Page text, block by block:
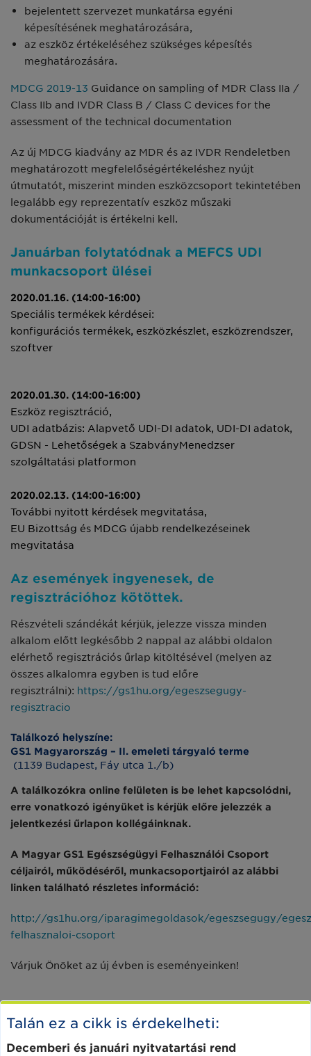
bejelentett szervezet munkatársa egyéni
képesítésének meghatározására,
az eszköz értékeléséhez szükséges képesítés
meghatározására.
MDCG 2019-13 Guidance on sampling of MDR Class IIa /
Class IIb and IVDR Class B / Class C devices for the
assessment of the technical documentation
Az új MDCG kiadvány az MDR és az IVDR Rendeletben
meghatározott megfelelőségértékeléshez nyújt
útmutatót, miszerint minden eszközcsoport tekintetében
legalább egy reprezentatív eszköz műszaki
dokumentációját is értékelni kell.
Januárban folytatódnak a MEFCS UDI
munkacsoport ülései
2020.01.16. (14:00-16:00)
Speciális termékek kérdései:
konfigurációs termékek, eszközkészlet, eszközrendszer,
szoftver
2020.01.30. (14:00-16:00)
Eszköz regisztráció,
UDI adatbázis: Alapvető UDI-DI adatok, UDI-DI adatok,
GDSN - Lehetőségek a SzabványMenedzser
szolgáltatási platformon
2020.02.13. (14:00-16:00)
További nyitott kérdések megvitatása,
EU Bizottság és MDCG újabb rendelkezéseinek
megvitatása
Az események ingyenesek, de
regisztrációhoz kötöttek.
Részvételi szándékát kérjük, jelezze vissza minden
alkalom előtt legkésőbb 2 nappal az alábbi oldalon
elérhető regisztrációs űrlap kitöltésével (melyen az
összes alkalomra egyben is tud előre
regisztrálni): https://gs1hu.org/egeszsegugy-
regisztracio
Találkozó helyszíne:
GS1 Magyarország – II. emeleti tárgyaló terme
(1139 Budapest, Fáy utca 1./b)
A találkozókra online felületen is be lehet kapcsolódni,
erre vonatkozó igényüket is kérjük előre jelezzék a
jelentkezési űrlapon kollégáinknak.
A Magyar GS1 Egészségügyi Felhasználói Csoport
céljairól, működéséről, munkacsoportjairól az alábbi
linken található részletes információ:
http://gs1hu.org/iparagimegoldasok/egeszsegugy/
felhasznaloi-csoport
Várjuk Önöket az új évben is eseményeinken!
Talán ez a cikk is érdekelheti:
Decemberi és januári nyitvatartási rend